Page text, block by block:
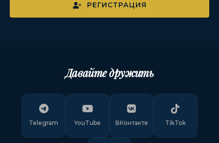
РЕГИСТРАЦИЯ
Давайте дружить
Telegram YouTube ВКонтакте TikTok